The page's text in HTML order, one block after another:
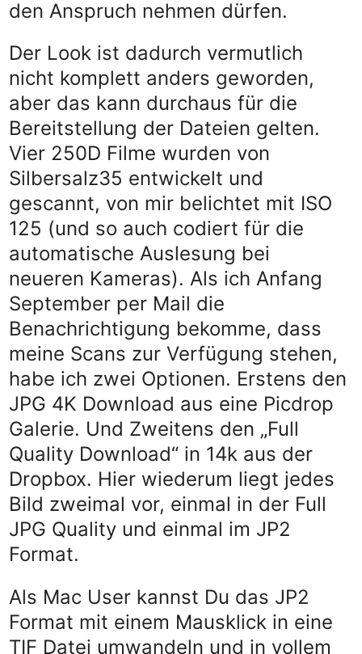
den Anspruch nehmen dürfen.
Der Look ist dadurch vermutlich
nicht komplett anders geworden,
aber das kann durchaus für die
Bereitstellung der Dateien gelten.
Vier 250D Filme wurden von
Silbersalz35 entwickelt und
gescannt, von mir belichtet mit ISO
125 (und so auch codiert für die
automatische Auslesung bei
neueren Kameras). Als ich Anfang
September per Mail die
Benachrichtigung bekomme, dass
meine Scans zur Verfügung stehen,
habe ich zwei Optionen. Erstens den
JPG 4K Download aus eine Picdrop
Galerie. Und Zweitens den „Full
Quality Download“ in 14k aus der
Dropbox. Hier wiederum liegt jedes
Bild zweimal vor, einmal in der Full
JPG Quality und einmal im JP2
Format.
Als Mac User kannst Du das JP2
Format mit einem Mausklick in eine
TIF Datei umwandeln und in vollem